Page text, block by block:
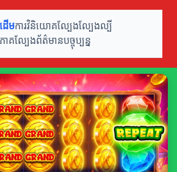
ើមការវិនិយោគល្បែងល្បែងល្បី
ភាគល្បែងព័ត៌មានបច្ចុប្បន្ន